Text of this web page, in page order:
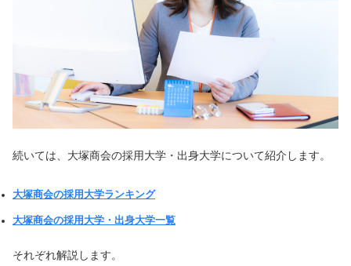
続いては、大塚商会の採用大学・出身大学について紹介します。
大塚商会の採用大学ランキング
大塚商会の採用大学・出身大学一覧
それぞれ解説します。